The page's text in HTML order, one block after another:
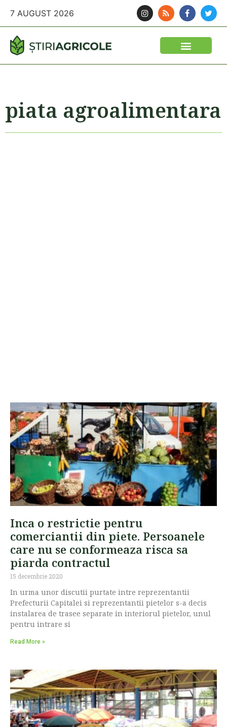
7 AUGUST 2026
piata agroalimentara
Inca o restrictie pentru
comerciantii din piete. Persoanele
care nu se conformeaza risca sa
piarda contractul
15 decembrie 2020
In urma unor discutii purtate intre reprezentantii
Prefecturii Capitalei si reprezentantii pietelor s-a decis
instalarea de trasee separate in interiorul pietelor, unul
pentru intrare si
Read More »